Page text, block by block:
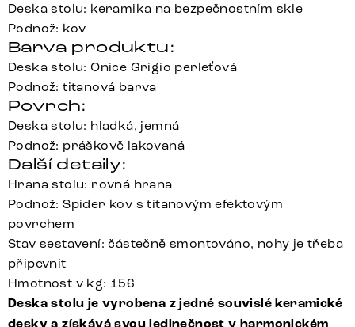
Deska stolu: keramika na bezpečnostním skle
Podnož: kov
Barva produktu:
Deska stolu: Onice Grigio perleťová
Podnož: titanová barva
Povrch:
Deska stolu: hladká, jemná
Podnož: práškově lakovaná
Další detaily:
Hrana stolu: rovná hrana
Podnož: Spider kov s titanovým efektovým
povrchem
Stav sestavení: částečně smontováno, nohy je třeba
připevnit
Hmotnost v kg: 156
Deska stolu je vyrobena z jedné souvislé keramické